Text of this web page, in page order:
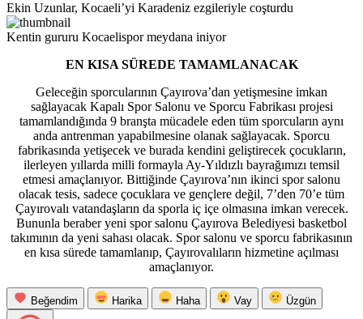
Ekin Uzunlar, Kocaeli’yi Karadeniz ezgileriyle coşturdu
Kentin gururu Kocaelispor meydana iniyor
EN KISA SÜREDE TAMAMLANACAK
Geleceğin sporcularının Çayırova’dan yetişmesine imkan
sağlayacak Kapalı Spor Salonu ve Sporcu Fabrikası projesi
tamamlandığında 9 branşta mücadele eden tüm sporcuların aynı
anda antrenman yapabilmesine olanak sağlayacak. Sporcu
fabrikasında yetişecek ve burada kendini geliştirecek çocukların,
ilerleyen yıllarda milli formayla Ay-Yıldızlı bayrağımızı temsil
etmesi amaçlanıyor. Bittiğinde Çayırova’nın ikinci spor salonu
olacak tesis, sadece çocuklara ve gençlere değil, 7’den 70’e tüm
Çayırovalı vatandaşların da sporla iç içe olmasına imkan verecek.
Bununla beraber yeni spor salonu Çayırova Belediyesi basketbol
takımının da yeni sahası olacak. Spor salonu ve sporcu fabrikasının
en kısa sürede tamamlanıp, Çayırovalıların hizmetine açılması
amaçlanıyor.
Beğendim Harika Haha Vay Üzgün